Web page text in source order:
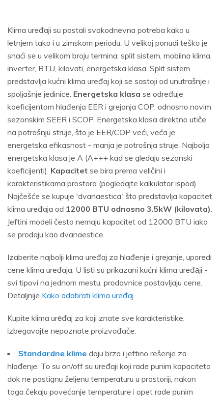
Klima uređaji su postali svakodnevna potreba kako u
letnjem tako i u zimskom periodu. U velikoj ponudi teško je
snaći se u velikom broju termina: split sistem, mobilna klima,
inverter, BTU, kilovati, energetska klasa. Split sistem
predstavlja kućni klima uređaj koji se sastoji od unutrašnje i
spoljašnje jedinice. Energetska klasa se određuje
koeficijentom hlađenja EER i grejanja COP, odnosno novim
sezonskim SEER i SCOP. Energetska klasa direktno utiče
na potrošnju struje, što je EER/COP veći, veća je
energetska efikasnost - manja je potrošnja struje. Najbolja
energetska klasa je A (A+++ kad se gledaju sezonski
koeficijenti). Kapacitet se bira prema veličini i
karakteristikama prostora (pogledajte kalkulator ispod).
Najčešće se kupuje 'dvanaestica' što predstavlja kapacitet
klima uređaja od 12000 BTU odnosno 3.5kW (kilovata).
Jeftini modeli često nemaju kapacitet od 12000 BTU iako
se prodaju kao dvanaestice.
Izaberite najbolji klima uređaj za hlađenje i grejanje, uporedi
cene klima uređaja. U listi su prikazani kućni klima uređаji -
svi tipovi na jednom mestu, prodavnice postavljaju cene.
Detaljnije Kako odabrati klima uređaj.
Kupite klima urеđaj za koji znate sve karakteristike,
izbegavajte nepoznate proizvođače.
Standardne klime daju brzo i jeftino rešenje za
hlađenje. To su on/off su uređaji koji rade punim kapaciteto
dok ne postignu željenu temperaturu u prostoriji, nakon
toga čekaju povećanje temperature i opet rade punim